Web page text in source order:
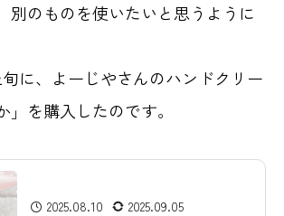
別のものを使いたいと思うように
に、よーじやさんのハンドクリー
」を購入したのです。
2025.08.10 2025.09.05